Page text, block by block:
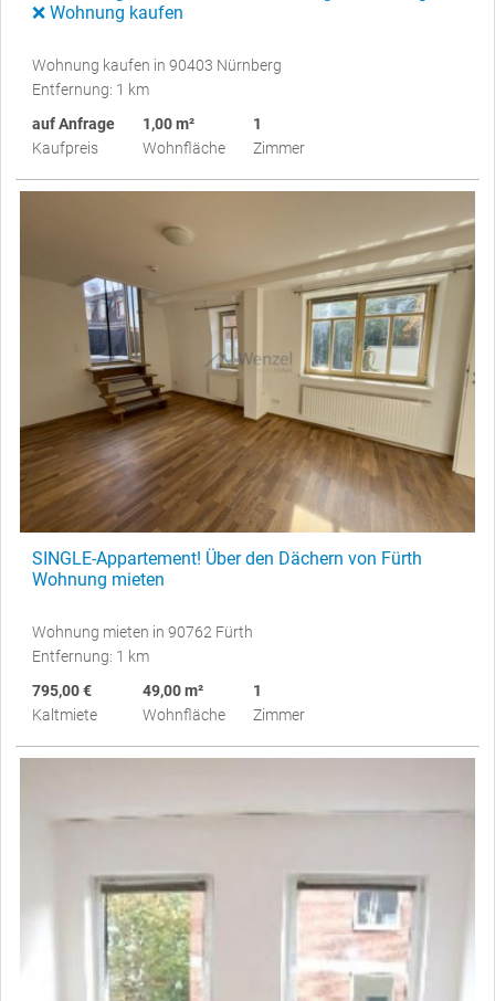
❌ Wohnung kaufen
Wohnung kaufen in 90403 Nürnberg
Entfernung: 1 km
auf Anfrage
Kaufpreis
1,00 m²
Wohnfläche
1
Zimmer
SINGLE-Appartement! Über den Dächern von Fürth
Wohnung mieten
Wohnung mieten in 90762 Fürth
Entfernung: 1 km
795,00 €
Kaltmiete
49,00 m²
Wohnfläche
1
Zimmer